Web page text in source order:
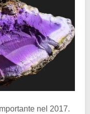
nel 2017.